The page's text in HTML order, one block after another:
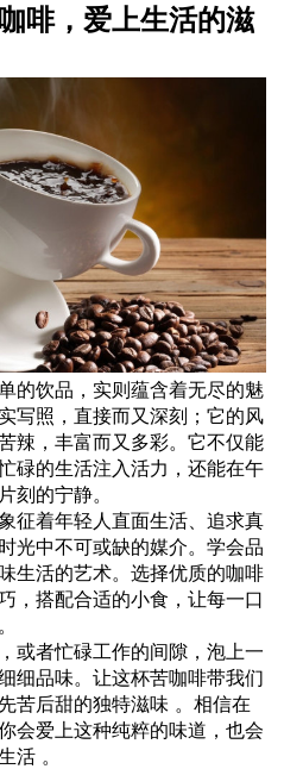
啡，爱上生活的滋
的饮品，实则蕴含着无尽的魅
写照，直接而又深刻；它的风
辣，丰富而又多彩。它不仅能
碌的生活注入活力，还能在午
刻的宁静。
征着年轻人直面生活、追求真
光中不可或缺的媒介。学会品
生活的艺术。选择优质的咖啡
，搭配合适的小食，让每一口
或者忙碌工作的间隙，泡上一
细品味。让这杯苦咖啡带我们
苦后甜的独特滋味 。相信在
会爱上这种纯粹的味道，也会
活 。